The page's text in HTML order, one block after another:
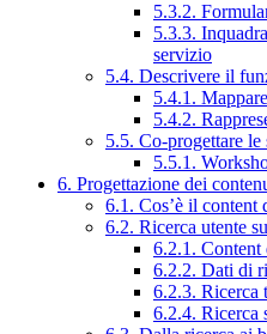
5.3.2.
5.3.3.
servizio
5.4. Descrivere il
5.4.1.
5.4.2.
5.5. Co-progettare le
5.5.1.
6. Progettazione dei
6.1. Cos’è il content
6.2. Ricerca utente
6.2.1. Content
6.2.2. Dati di
6.2.3. Ricerca
6.2.4. Ricerca